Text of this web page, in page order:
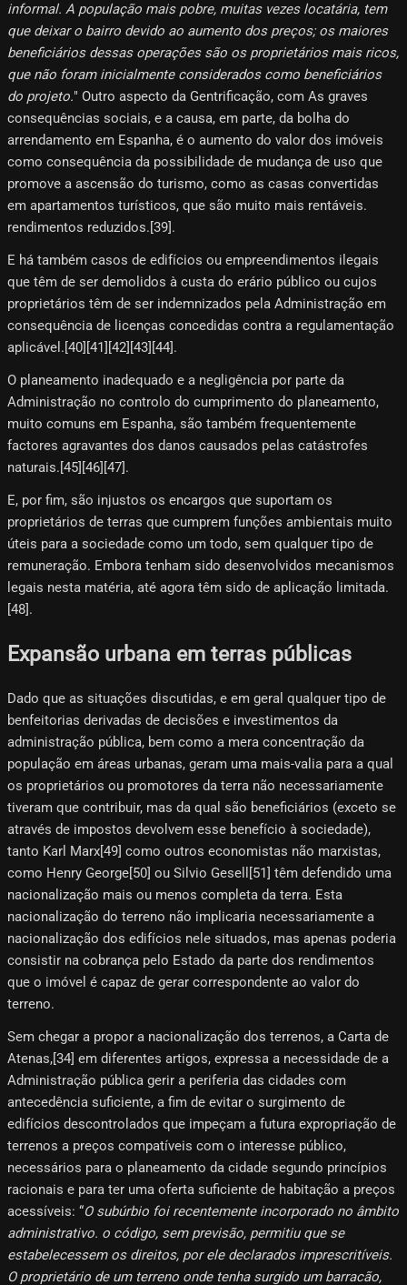
informal. A população mais pobre, muitas vezes locatária, tem
que deixar o bairro devido ao aumento dos preços; os maiores
beneficiários dessas operações são os proprietários mais ricos,
que não foram inicialmente considerados como beneficiários
do projeto." Outro aspecto da Gentrificação, com As graves
consequências sociais, e a causa, em parte, da bolha do
arrendamento em Espanha, é o aumento do valor dos imóveis
como consequência da possibilidade de mudança de uso que
promove a ascensão do turismo, como as casas convertidas
em apartamentos turísticos, que são muito mais rentáveis.
rendimentos reduzidos.[39]​.
E há também casos de edifícios ou empreendimentos ilegais
que têm de ser demolidos à custa do erário público ou cujos
proprietários têm de ser indemnizados pela Administração em
consequência de licenças concedidas contra a regulamentação
aplicável.[40]​[41]​[42]​[43]​[44]​.
O planeamento inadequado e a negligência por parte da
Administração no controlo do cumprimento do planeamento,
muito comuns em Espanha, são também frequentemente
factores agravantes dos danos causados ​​pelas catástrofes
naturais.[45]​[46][47]​.
E, por fim, são injustos os encargos que suportam os
proprietários de terras que cumprem funções ambientais muito
úteis para a sociedade como um todo, sem qualquer tipo de
remuneração. Embora tenham sido desenvolvidos mecanismos
legais nesta matéria, até agora têm sido de aplicação limitada.
[48]​.
Expansão urbana em terras públicas
Dado que as situações discutidas, e em geral qualquer tipo de
benfeitorias derivadas de decisões e investimentos da
administração pública, bem como a mera concentração da
população em áreas urbanas, geram uma mais-valia para a qual
os proprietários ou promotores da terra não necessariamente
tiveram que contribuir, mas da qual são beneficiários (exceto se
através de impostos devolvem esse benefício à sociedade),
tanto Karl Marx[49]​ como outros economistas não marxistas,
como Henry George[50]​ ou Silvio Gesell[51]​ têm defendido uma
nacionalização mais ou menos completa da terra. Esta
nacionalização do terreno não implicaria necessariamente a
nacionalização dos edifícios nele situados, mas apenas poderia
consistir na cobrança pelo Estado da parte dos rendimentos
que o imóvel é capaz de gerar correspondente ao valor do
terreno.
Sem chegar a propor a nacionalização dos terrenos, a Carta de
Atenas,[34]​ em diferentes artigos, expressa a necessidade de a
Administração pública gerir a periferia das cidades com
antecedência suficiente, a fim de evitar o surgimento de
edifícios descontrolados que impeçam a futura expropriação de
terrenos a preços compatíveis com o interesse público,
necessários para o planeamento da cidade segundo princípios
racionais e para ter uma oferta suficiente de habitação a preços
acessíveis: “O subúrbio foi recentemente incorporado no âmbito
administrativo. o código, sem previsão, permitiu que se
estabelecessem os direitos, por ele declarados imprescritíveis.
O proprietário de um terreno onde tenha surgido um barracão,